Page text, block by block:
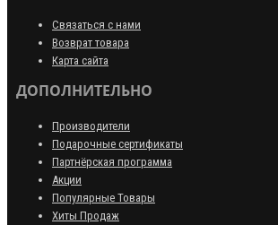
Связаться с нами
Возврат товара
Карта сайта
ДОПОЛНИТЕЛЬНО
Производители
Подарочные сертификаты
Партнёрская программа
Акции
Популярные Товары
Хиты Продаж